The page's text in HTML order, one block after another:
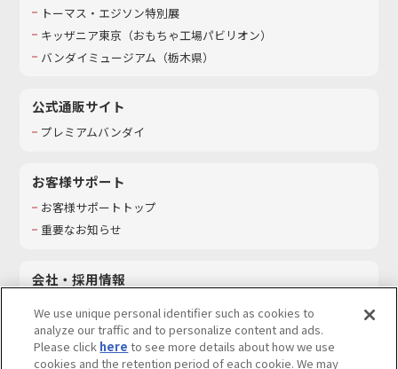
トーマス・エジソン特別展
キッザニア東京（おもちゃ工場パビリオン）​
バンダイミュージアム（栃木県）
公式通販サイト
プレミアムバンダイ
お客様サポート
お客様サポートトップ
重要なお知らせ
会社・採用情報
採用情報
サステナビリティ
We use unique personal identifier such as cookies to
analyze our traffic and to personalize content and ads.
Please click here to see more details about how we use
cookies and the retention period of each cookie. We may